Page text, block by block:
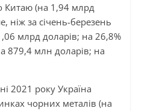
Китаю (на 1,94 млрд
ніж за січень-березень
млрд доларів; на 26,8%
879,4 млн доларів; на
2021 року Україна
чорних металів (на